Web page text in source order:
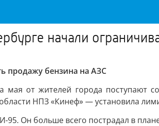
начали
продажу бензина на АЗС
мая от жителей города
НПЗ «Кинеф» — установила
95. Он больше всего пострадал в